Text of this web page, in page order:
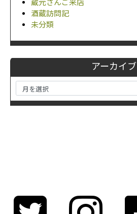
蔵元さんご来店
酒蔵訪問記
未分類
アーカイブ